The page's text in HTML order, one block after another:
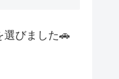
選びました🚗